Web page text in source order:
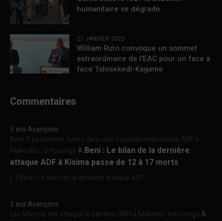
humanitaire se dégrade
27 JANVIER 2025
William Ruto convoque un sommet
extraordinaire de l’EAC pour un face à
face Tshisekedi-Kagame
Commentaires
5 ans Avançons
Beni :3 personnes tuées dans une nouvelle embuscade ADF à
Makisabo - InfocongoÀ Beni : Le bilan de la dernière
attaque ADF à Kisima passe de 12 à 17 morts
[…] Beni : Le bilan de la dernière attaque ADF...
5 ans Avançons
Les Mai-mai ont attaqué la barrière GRPI à Makeke - InfocongoÀ